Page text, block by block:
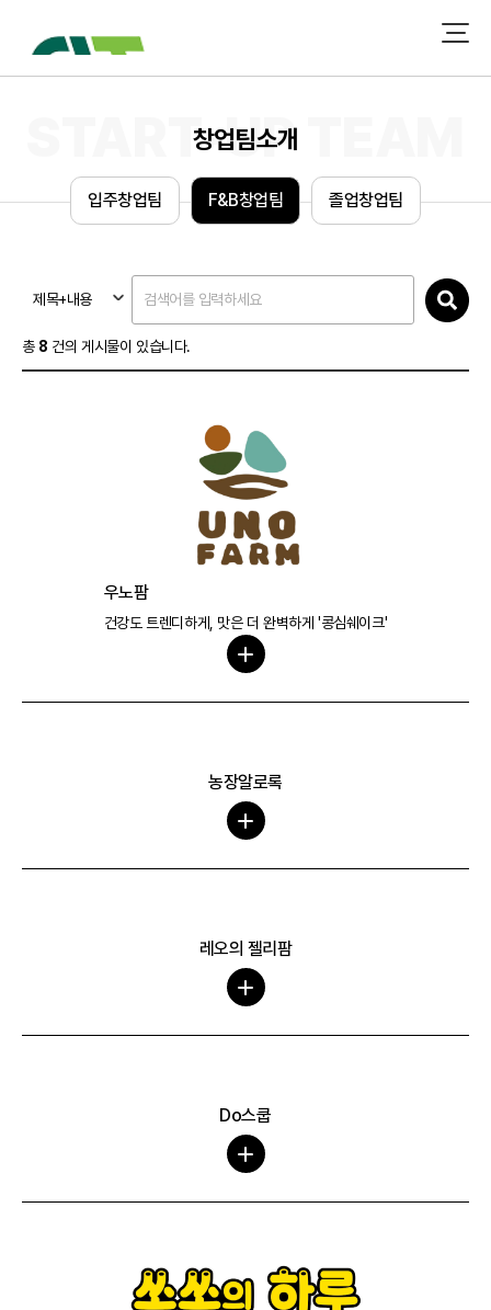
창업팀소개
입주창업팀 F&B창업팀 졸업창업팀
총 8 건의 게시물이 있습니다.
제목+내용
우노팜
건강도 트렌디하게, 맛은 더 완벽하게 '콩심쉐이크'
농장알로록
레오의 젤리팜
Do스쿱